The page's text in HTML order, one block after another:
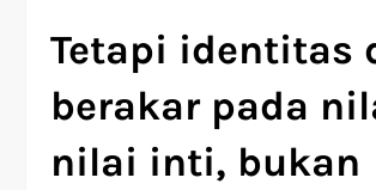
Tetapi identitas
berakar pada
nilai inti, bukan